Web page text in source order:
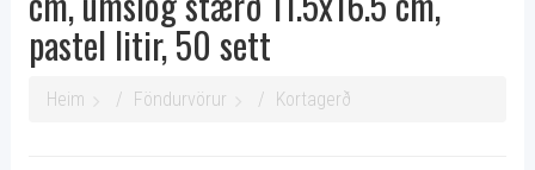
pastel litir, 50 sett
Heim Föndurvörur Kortagerð